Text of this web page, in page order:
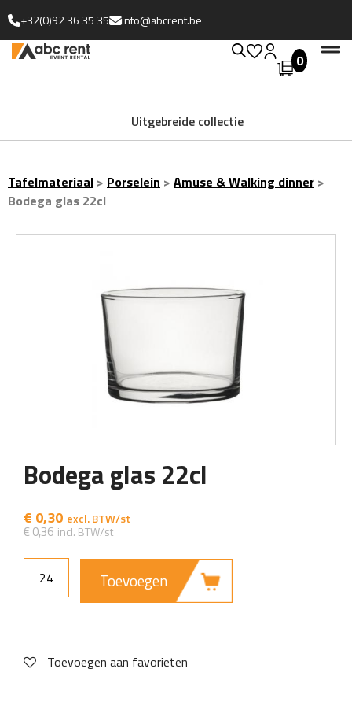
+32(0)92 36 35 35 info@abcrent.be
0
Uitgebreide collectie
Tafelmateriaal > Porselein > Amuse & Walking dinner >
Bodega glas 22cl
Bodega glas 22cl
€ 0,30
€ 0,36
Toevoegen
Toevoegen aan favorieten